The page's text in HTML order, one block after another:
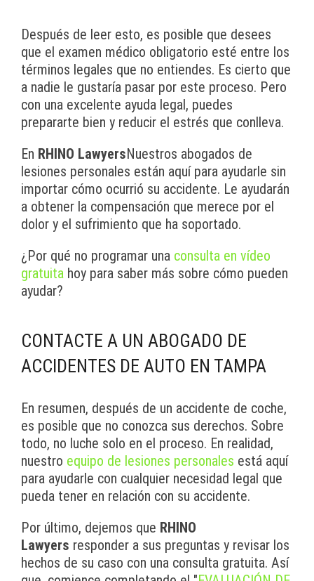
Después de leer esto, es posible que desees
que el examen médico obligatorio esté entre los
términos legales que no entiendes. Es cierto que
a nadie le gustaría pasar por este proceso. Pero
con una excelente ayuda legal, puedes
prepararte bien y reducir el estrés que conlleva.
En RHINO LawyersNuestros abogados de
lesiones personales están aquí para ayudarle sin
importar cómo ocurrió su accidente. Le ayudarán
a obtener la compensación que merece por el
dolor y el sufrimiento que ha soportado.
¿Por qué no programar una consulta en vídeo
gratuita hoy para saber más sobre cómo pueden
ayudar?
CONTACTE A UN ABOGADO DE
ACCIDENTES DE AUTO EN TAMPA
En resumen, después de un accidente de coche,
es posible que no conozca sus derechos. Sobre
todo, no luche solo en el proceso. En realidad,
nuestro equipo de lesiones personales está aquí
para ayudarle con cualquier necesidad legal que
pueda tener en relación con su accidente.
Por último, dejemos que RHINO
Lawyers responder a sus preguntas y revisar los
hechos de su caso con una consulta gratuita. Así